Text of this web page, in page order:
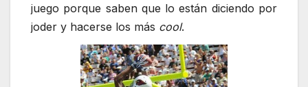
juego porque saben que lo están diciendo por
joder y hacerse los más cool.